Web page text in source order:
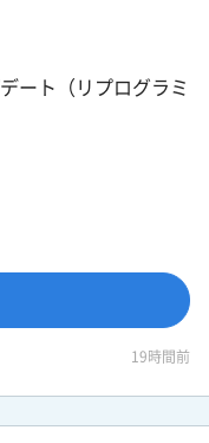
ート（リプログラミ
19時間前